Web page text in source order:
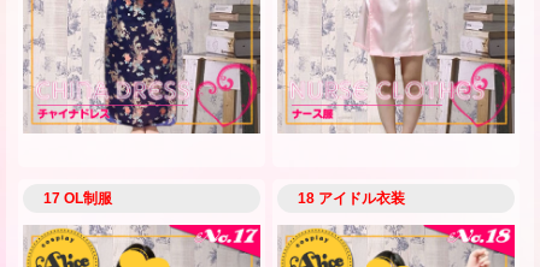
17 OL制服 18 アイドル衣装